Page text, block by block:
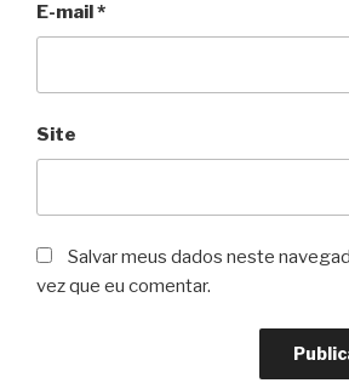
E-mail*
Site
Salvar meus dados neste
vez que eu comentar.